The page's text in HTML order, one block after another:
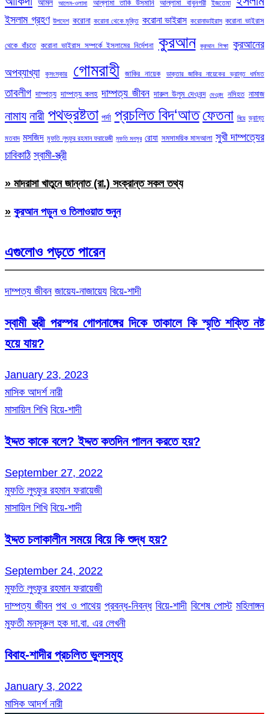
আমল আলেম-ওলামা আল্লামা তাকি উসমানি আল্লামা বাবুনগরী ইজতেমা
ইসলাম গ্রহণ উপদেশ করোনা করোনা থেকে মুক্তি করোনা ভাইরাস করোনাভাইরাস করোনা ভাইরাস
থেকে বাঁচতে করোনা ভাইরাস সম্পর্কে ইসলামের নির্দেশনা কুরআন কুরআন শিক্ষা কুরআনের
অপব্যাখ্যা কুসংস্কার গোমরাহী জাকির নায়েক ডাক্তার জাকির নায়েকের ভ্রান্ত ধর্মমত
তাবলীগ দাম্পত্য দাম্পত্য কলহ দাম্পত্য জীবন দারুল উলুম দেওবন্দ দেওবন্দ নসিহত নামাজ
নামায নারী পথভ্রষ্টতা পর্দা প্রচলিত বিদ‘আত ফেতনা বিয়ে ভ্রান্ত
মতবাদ মসজিদ মুফতি লুৎফুর রহমান ফরায়েজী মুফতি মনসুর রোযা সমসাময়িক মাসআলা সুখী দাম্পত্যের
চাবিকাঠি স্বামী-স্ত্রী
» মাদরাসা খাতুনে জান্নাত (রা.) সংক্রান্ত সকল তথ্য
» কুরআন পড়ুন ও তিলাওয়াত শুনুন
এগুলোও পড়তে পারেন
দাম্পত্য জীবন জায়েয-নাজায়েয বিয়ে-শাদী
স্বামী স্ত্রী পরস্পর গোপনাঙ্গের দিকে তাকালে কি স্মৃতি শক্তি নষ্ট
হয়ে যায়?
January 23, 2023
মাসিক আদর্শ নারী
মাসায়িল শিখি বিয়ে-শাদী
ইদ্দত কাকে বলে? ইদ্দত কতদিন পালন করতে হয়?
September 27, 2022
মুফতি লুৎফুর রহমান ফরায়েজী
মাসায়িল শিখি বিয়ে-শাদী
ইদ্দত চলাকালীন সময়ে বিয়ে কি শুদ্ধ হয়?
September 24, 2022
মুফতি লুৎফুর রহমান ফরায়েজী
দাম্পত্য জীবন পথ ও পাথেয় প্রবন্ধ-নিবন্ধ বিয়ে-শাদী বিশেষ পোস্ট মহিলাঙ্গন
মুফতী মনসূরুল হক দা.বা. এর লেখনী
বিবাহ-শাদীর প্রচলিত ভুলসমূহ
January 3, 2022
মাসিক আদর্শ নারী